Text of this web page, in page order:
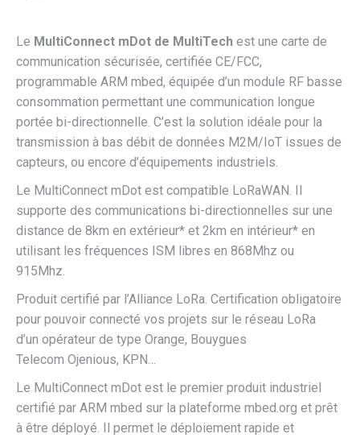
Le MultiConnect mDot de MultiTech est une carte de
communication sécurisée, certifiée CE/FCC,
programmable ARM mbed, équipée d’un module RF basse
consommation permettant une communication longue
portée bi-directionnelle. C’est la solution idéale pour la
transmission à bas débit de données M2M/IoT issues de
capteurs, ou encore d’équipements industriels.
Le MultiConnect mDot est compatible LoRaWAN. Il
supporte des communications bi-directionnelles sur une
distance de 8km en extérieur* et 2km en intérieur* en
utilisant les fréquences ISM libres en 868Mhz ou
915Mhz.
Produit certifié par l’Alliance LoRa. Certification obligatoire
pour pouvoir connecté vos projets sur le réseau LoRa
d’un opérateur de type Orange, Bouygues
Telecom Ojenious, KPN…
Le MultiConnect mDot est le premier produit industriel
certifié par ARM mbed sur la plateforme mbed.org et prêt
à être déployé. Il permet le déploiement rapide et